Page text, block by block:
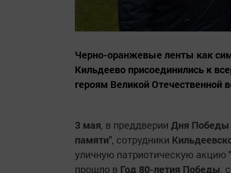
Черно-оранжевые ленты как
Кильдеево присоединились к
героям Великой Отечественной
3 мая, в преддверии Дня Победы
памяти", сотрудники
уличную патриотическую акцию
прошло в Год 80-летия Победы,